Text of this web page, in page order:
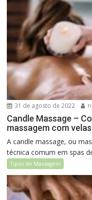
31 de agosto de 2022
Candle Massage –
massagem com
A candle massage, ou
técnica comum em spas
Tipos de Massagem